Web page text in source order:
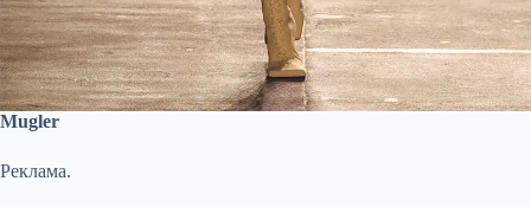
Mugler
Реклама.